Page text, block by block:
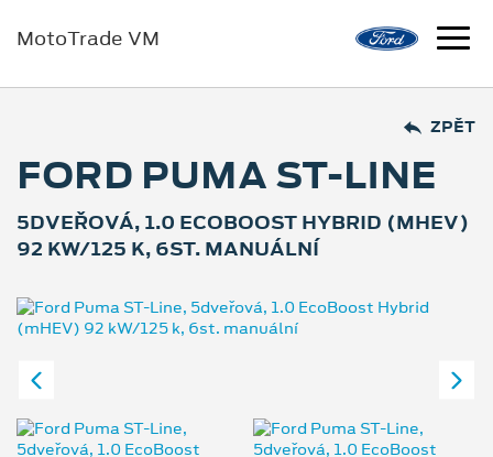
MotoTrade VM
ZPĚT
FORD PUMA ST-LINE
5DVEŘOVÁ, 1.0 ECOBOOST HYBRID (MHEV)
92 KW/125 K, 6ST. MANUÁLNÍ